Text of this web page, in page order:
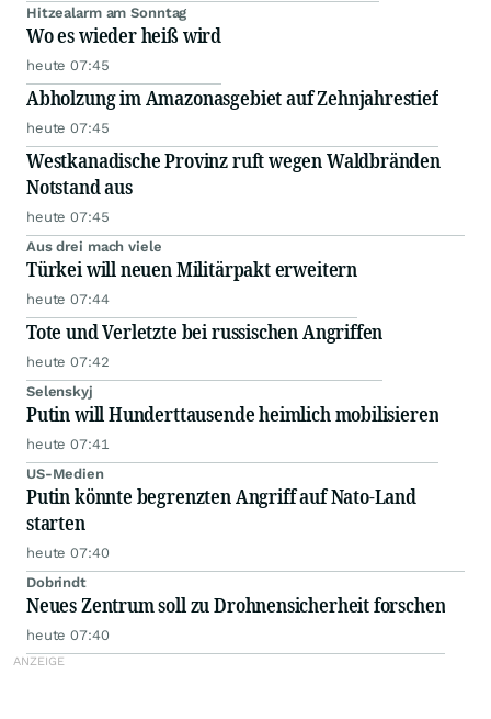
Hitzealarm am Sonntag
Wo es wieder heiß wird
heute 07:45
Abholzung im Amazonasgebiet auf Zehnjahrestief
heute 07:45
Westkanadische Provinz ruft wegen Waldbränden
Notstand aus
heute 07:45
Aus drei mach viele
Türkei will neuen Militärpakt erweitern
heute 07:44
Tote und Verletzte bei russischen Angriffen
heute 07:42
Selenskyj
Putin will Hunderttausende heimlich mobilisieren
heute 07:41
US-Medien
Putin könnte begrenzten Angriff auf Nato-Land
starten
heute 07:40
Dobrindt
Neues Zentrum soll zu Drohnensicherheit forschen
heute 07:40